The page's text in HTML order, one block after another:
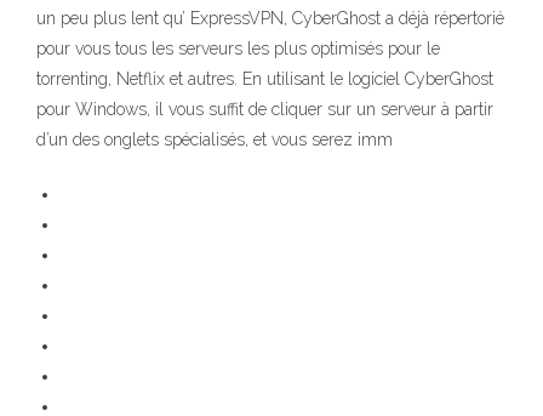
un peu plus lent qu’ ExpressVPN, CyberGhost a déjà répertorié
pour vous tous les serveurs les plus optimisés pour le
torrenting, Netflix et autres. En utilisant le logiciel CyberGhost
pour Windows, il vous suffit de cliquer sur un serveur à partir
d’un des onglets spécialisés, et vous serez imm